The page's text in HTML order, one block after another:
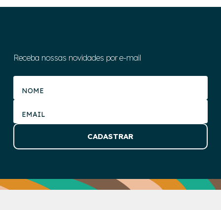
Receba nossas novidades por e-mail